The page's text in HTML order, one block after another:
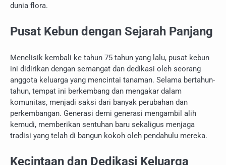
dunia flora.
Pusat Kebun dengan Sejarah Panjang
Menelisik kembali ke tahun 75 tahun yang lalu, pusat kebun
ini didirikan dengan semangat dan dedikasi oleh seorang
anggota keluarga yang mencintai tanaman. Selama bertahun-
tahun, tempat ini berkembang dan mengakar dalam
komunitas, menjadi saksi dari banyak perubahan dan
perkembangan. Generasi demi generasi mengambil alih
kemudi, memberikan sentuhan baru sekaligus menjaga
tradisi yang telah di bangun kokoh oleh pendahulu mereka.
Kecintaan dan Dedikasi Keluarga